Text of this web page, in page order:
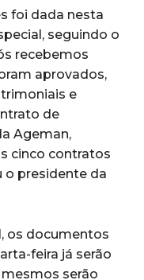
foi dada nesta
seguindo o
recebemos
aprovados,
e
de
Ageman,
cinco contratos
o presidente da
os documentos
feira já serão
serão